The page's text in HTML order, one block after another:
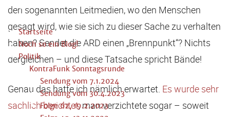
Startseite
Noch so ein Blog!
Politik
KontraFunk Sonntagsrunde
Sendung vom 7.1.2024
Sendung vom 30.4.2023
Folge 62, 19.2.2023
den sogenannten Leitmedien, wo den Menschen
gesagt wird, wie sie sich zu dieser Sache zu verhalten
haben? Sendet die ARD einen „Brennpunkt“? Nichts
dergleichen – und diese Tatsache spricht Bände!
Genau das hatte ich nämlich erwartet. Es wurde sehr
sachlich berichtet, man verzichtete sogar – soweit